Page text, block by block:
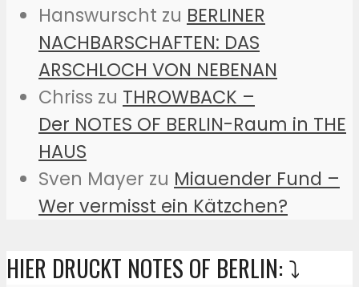
Hanswurscht zu BERLINER
NACHBARSCHAFTEN: DAS
ARSCHLOCH VON NEBENAN
Chriss zu THROWBACK –
Der NOTES OF BERLIN-Raum in THE
HAUS
Sven Mayer zu Miauender Fund –
Wer vermisst ein Kätzchen?
HIER DRUCKT NOTES OF BERLIN: ⤵️